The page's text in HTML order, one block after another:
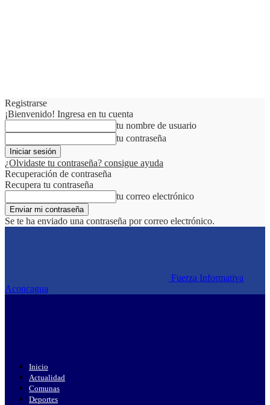
Registrarse
¡Bienvenido! Ingresa en tu cuenta
tu nombre de usuario
tu contraseña
¿Olvidaste tu contraseña? consigue ayuda
Recuperación de contraseña
Recupera tu contraseña
tu correo electrónico
Se te ha enviado una contraseña por correo electrónico.
Fuerza Informativa
Aconcagua
Inicio
Actualidad
Comunas
Deportes